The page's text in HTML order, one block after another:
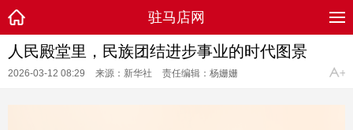
驻马店网
人民殿堂里，民族团结进步事业的时代图景
2026-03-12 08:29 来源：新华社 责任编辑：杨姗姗